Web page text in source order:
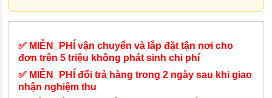
✅ MIỄN_PHÍ vận chuyển và lắp đặt tận nơi cho
đơn trên 5 triệu không phát sinh chi phí
✅ MIỄN_PHÍ đổi trả hàng trong 2 ngày sau khi giao
nhận nghiệm thu